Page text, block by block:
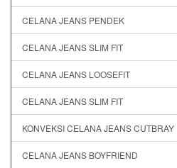
CELANA JEANS PENDEK
CELANA JEANS SLIM FIT
CELANA JEANS LOOSEFIT
CELANA JEANS SLIM FIT
KONVEKSI CELANA JEANS CUTBRAY
CELANA JEANS BOYFRIEND